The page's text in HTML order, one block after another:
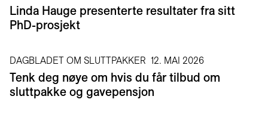
Linda Hauge presenterte resultater fra sitt
PhD-prosjekt
DAGBLADET OM SLUTTPAKKER 12. MAI 2026
Tenk deg nøye om hvis du får tilbud om
sluttpakke og gavepensjon